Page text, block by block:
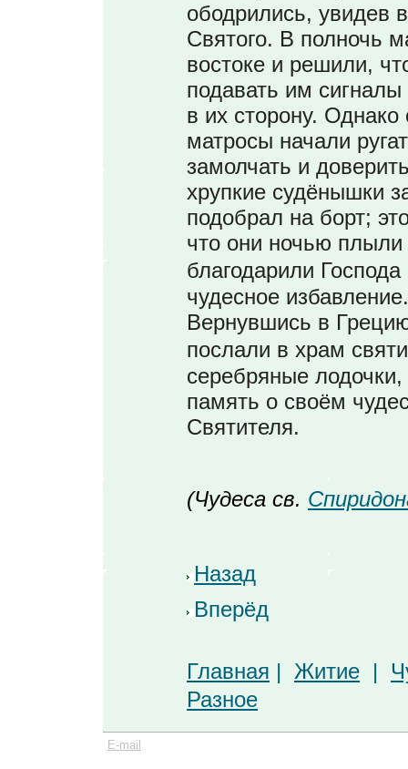
ободрились, увидев
Святого. В полночь
востоке и решили,
подавать им
в их сторону. Однако
матросы начали
замолчать и
хрупкие судёнышки
подобрал на борт;
что они ночью
благодарили
чудесное избавление.
Вернувшись в
послали в храм
серебряные
память о своём
Святителя.
(Чудеса св.
Назад
Вперёд
Главная | Житие |
Разное
E-mail